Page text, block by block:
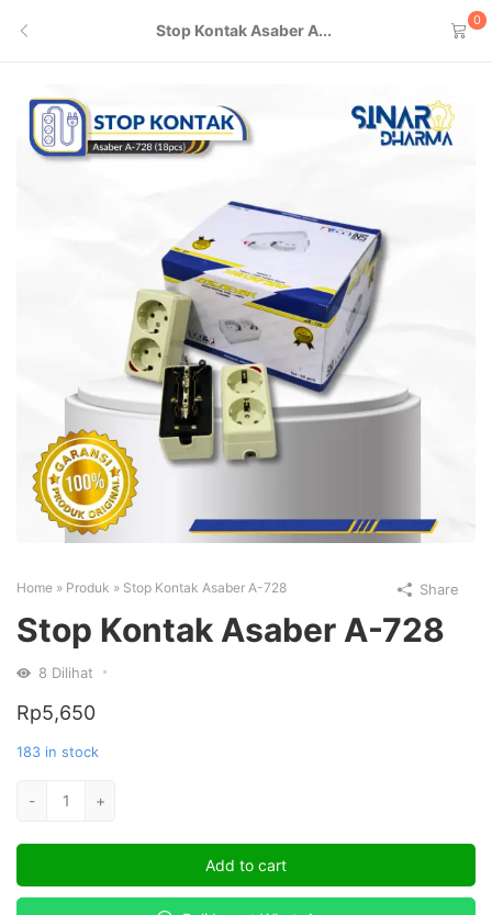
Stop Kontak Asaber A...
0
Home » Produk » Stop Kontak Asaber A-728
Stop Kontak Asaber A-728
8 Dilihat
Rp5,650
183 in stock
-
Asaber
728
+
Add to cart
Share